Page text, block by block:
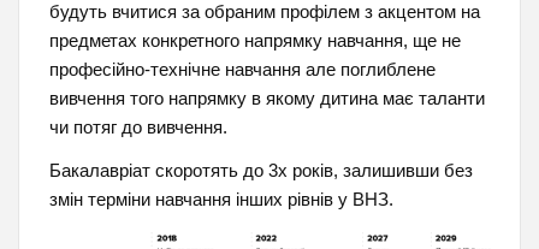
будуть вчитися за обраним профілем з акцентом на
предметах конкретного напрямку навчання, ще не
професійно-технічне навчання але поглиблене
вивчення того напрямку в якому дитина має таланти
чи потяг до вивчення.
Бакалавріат скоротять до 3х років, залишивши без
змін терміни навчання інших рівнів у ВНЗ.